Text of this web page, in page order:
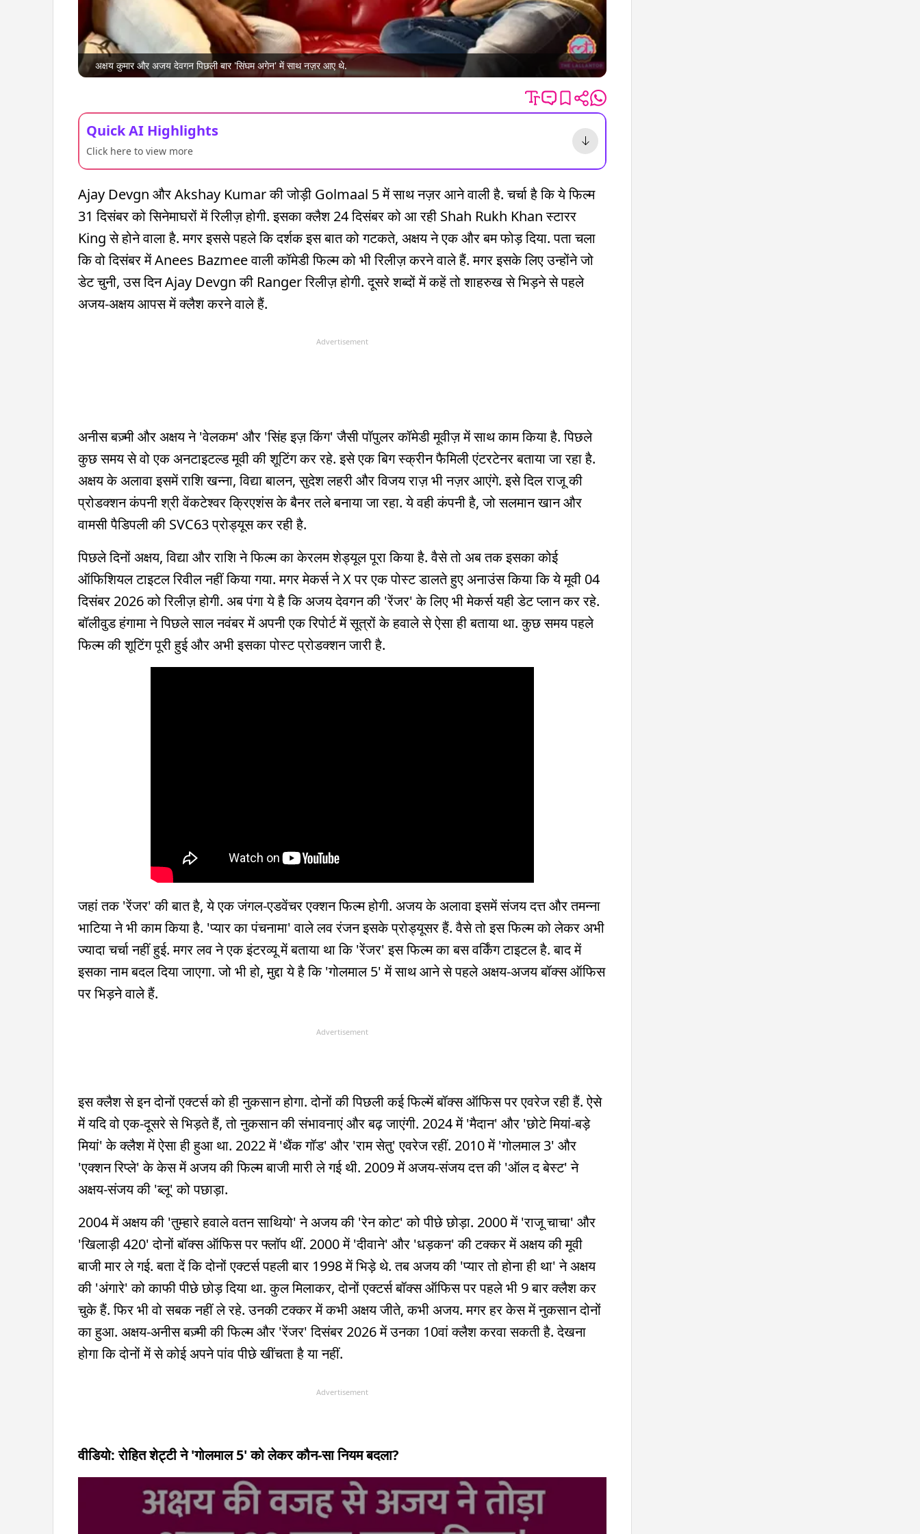
अक्षय कुमार और अजय देवगन पिछली बार 'सिंघम अगेन' में साथ नज़र आए थे.
Quick AI Highlights
Click here to view more
Ajay Devgn और Akshay Kumar की जोड़ी Golmaal 5 में साथ नज़र आने वाली है. चर्चा है कि ये फिल्म
31 दिसंबर को सिनेमाघरों में रिलीज़ होगी. इसका क्लैश 24 दिसंबर को आ रही Shah Rukh Khan स्टारर
King से होने वाला है. मगर इससे पहले कि दर्शक इस बात को गटकते, अक्षय ने एक और बम फोड़ दिया. पता चला
कि वो दिसंबर में Anees Bazmee वाली कॉमेडी फिल्म को भी रिलीज़ करने वाले हैं. मगर इसके लिए उन्होंने जो
डेट चुनी, उस दिन Ajay Devgn की Ranger रिलीज़ होगी. दूसरे शब्दों में कहें तो शाहरुख से भिड़ने से पहले
अजय-अक्षय आपस में क्लैश करने वाले हैं.
Advertisement
अनीस बज़्मी और अक्षय ने 'वेलकम' और 'सिंह इज़ किंग' जैसी पॉपुलर कॉमेडी मूवीज़ में साथ काम किया है. पिछले
कुछ समय से वो एक अनटाइटल्ड मूवी की शूटिंग कर रहे. इसे एक बिग स्क्रीन फैमिली एंटरटेनर बताया जा रहा है.
अक्षय के अलावा इसमें राशि खन्ना, विद्या बालन, सुदेश लहरी और विजय राज़ भी नज़र आएंगे. इसे दिल राजू की
प्रोडक्शन कंपनी श्री वेंकटेश्वर क्रिएशंस के बैनर तले बनाया जा रहा. ये वही कंपनी है, जो सलमान खान और
वामसी पैडिपली की SVC63 प्रोड्यूस कर रही है.
पिछले दिनों अक्षय, विद्या और राशि ने फिल्म का केरलम शेड्यूल पूरा किया है. वैसे तो अब तक इसका कोई
ऑफिशियल टाइटल रिवील नहीं किया गया. मगर मेकर्स ने X पर एक पोस्ट डालते हुए अनाउंस किया कि ये मूवी 04
दिसंबर 2026 को रिलीज़ होगी. अब पंगा ये है कि अजय देवगन की 'रेंजर' के लिए भी मेकर्स यही डेट प्लान कर रहे.
बॉलीवुड हंगामा ने पिछले साल नवंबर में अपनी एक रिपोर्ट में सूत्रों के हवाले से ऐसा ही बताया था. कुछ समय पहले
फिल्म की शूटिंग पूरी हुई और अभी इसका पोस्ट प्रोडक्शन जारी है.
जहां तक 'रेंजर' की बात है, ये एक जंगल-एडवेंचर एक्शन फिल्म होगी. अजय के अलावा इसमें संजय दत्त और तमन्ना
भाटिया ने भी काम किया है. 'प्यार का पंचनामा' वाले लव रंजन इसके प्रोड्यूसर हैं. वैसे तो इस फिल्म को लेकर अभी
ज्यादा चर्चा नहीं हुई. मगर लव ने एक इंटरव्यू में बताया था कि 'रेंजर' इस फिल्म का बस वर्किंग टाइटल है. बाद में
इसका नाम बदल दिया जाएगा. जो भी हो, मुद्दा ये है कि 'गोलमाल 5' में साथ आने से पहले अक्षय-अजय बॉक्स ऑफिस
पर भिड़ने वाले हैं.
Advertisement
इस क्लैश से इन दोनों एक्टर्स को ही नुकसान होगा. दोनों की पिछली कई फिल्में बॉक्स ऑफिस पर एवरेज रही हैं. ऐसे
में यदि वो एक-दूसरे से भिड़ते हैं, तो नुकसान की संभावनाएं और बढ़ जाएंगी. 2024 में 'मैदान' और 'छोटे मियां-बड़े
मियां' के क्लैश में ऐसा ही हुआ था. 2022 में 'थैंक गॉड' और 'राम सेतु' एवरेज रहीं. 2010 में 'गोलमाल 3' और
'एक्शन रिप्ले' के केस में अजय की फिल्म बाजी मारी ले गई थी. 2009 में अजय-संजय दत्त की 'ऑल द बेस्ट' ने
अक्षय-संजय की 'ब्लू' को पछाड़ा.
2004 में अक्षय की 'तुम्हारे हवाले वतन साथियो' ने अजय की 'रेन कोट' को पीछे छोड़ा. 2000 में 'राजू चाचा' और
'खिलाड़ी 420' दोनों बॉक्स ऑफिस पर फ्लॉप थीं. 2000 में 'दीवाने' और 'धड़कन' की टक्कर में अक्षय की मूवी
बाजी मार ले गई. बता दें कि दोनों एक्टर्स पहली बार 1998 में भिड़े थे. तब अजय की 'प्यार तो होना ही था' ने अक्षय
की 'अंगारे' को काफी पीछे छोड़ दिया था. कुल मिलाकर, दोनों एक्टर्स बॉक्स ऑफिस पर पहले भी 9 बार क्लैश कर
चुके हैं. फिर भी वो सबक नहीं ले रहे. उनकी टक्कर में कभी अक्षय जीते, कभी अजय. मगर हर केस में नुकसान दोनों
का हुआ. अक्षय-अनीस बज़्मी की फिल्म और 'रेंजर' दिसंबर 2026 में उनका 10वां क्लैश करवा सकती है. देखना
होगा कि दोनों में से कोई अपने पांव पीछे खींचता है या नहीं.
Advertisement
वीडियो: रोहित शेट्टी ने 'गोलमाल 5' को लेकर कौन-सा नियम बदला?